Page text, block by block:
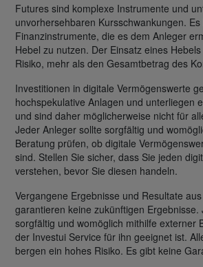
Futures sind komplexe Instrumente und
unvorhersehbaren Kursschwankungen.
Finanzinstrumente, die es dem Anleger
Hebel zu nutzen. Der Einsatz eines
Risiko, mehr als den Gesamtbetrag des
Investitionen in digitale Vermögenswerte
hochspekulative Anlagen und unterliegen
und sind daher möglicherweise nicht für
Jeder Anleger sollte sorgfältig und
Beratung prüfen, ob digitale
sind. Stellen Sie sicher, dass Sie jeden
verstehen, bevor Sie diesen handeln.
Vergangene Ergebnisse und Resultate
garantieren keine zukünftigen Ergebnisse.
sorgfältig und womöglich mithilfe externer
der Investui Service für ihn geeignet ist.
bergen ein hohes Risiko. Es gibt keine